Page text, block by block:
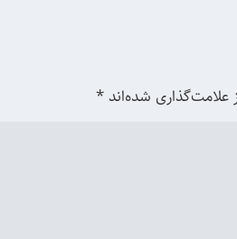
علامت‌گذاری شده‌اند*